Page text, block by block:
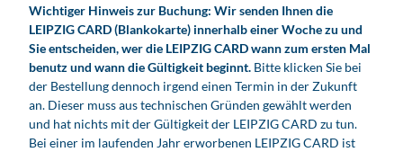
Wichtiger Hinweis zur Buchung: Wir senden Ihnen die
LEIPZIG CARD (Blankokarte) innerhalb einer Woche zu und
Sie entscheiden, wer die LEIPZIG CARD wann zum ersten Mal
benutz und wann die Gültigkeit beginnt. Bitte klicken Sie bei
der Bestellung dennoch irgend einen Termin in der Zukunft
an. Dieser muss aus technischen Gründen gewählt werden
und hat nichts mit der Gültigkeit der LEIPZIG CARD zu tun.
Bei einer im laufenden Jahr erworbenen LEIPZIG CARD ist